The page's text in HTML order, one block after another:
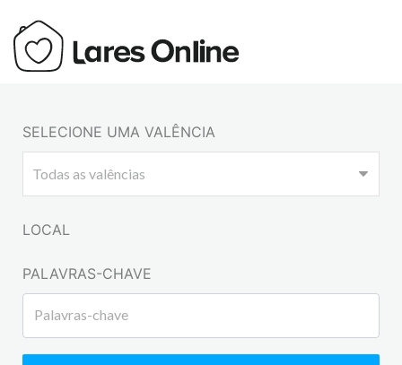
SELECIONE UMA VALÊNCIA
LOCAL
PALAVRAS-CHAVE